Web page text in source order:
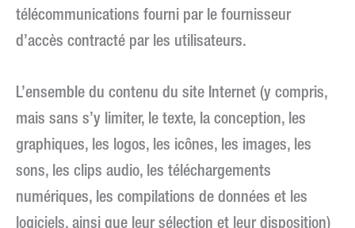
télécommunications fourni par le fournisseur
d’accès contracté par les utilisateurs.
L’ensemble du contenu du site Internet (y compris,
mais sans s’y limiter, le texte, la conception, les
graphiques, les logos, les icônes, les images, les
sons, les clips audio, les téléchargements
numériques, les compilations de données et les